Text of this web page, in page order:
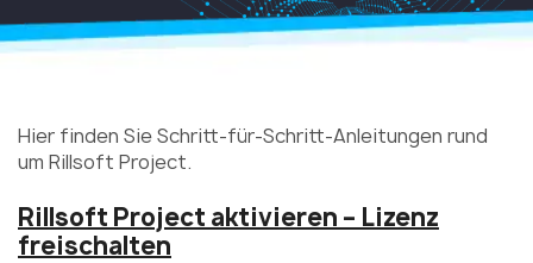
Hier finden Sie Schritt-für-Schritt-Anleitungen rund
um Rillsoft Project.
Rillsoft Project aktivieren – Lizenz
freischalten